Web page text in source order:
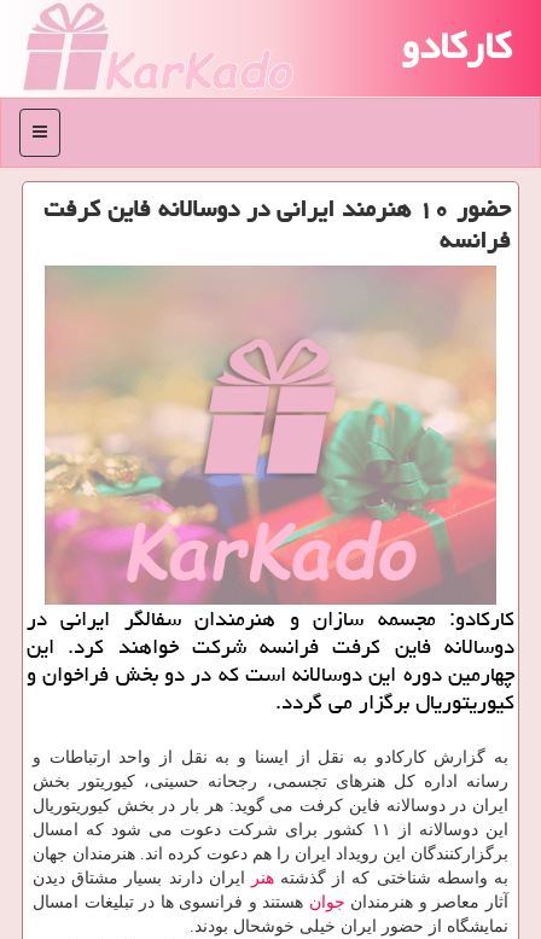
کارکادو
منو
حضور ۱۰ هنرمند ایرانی در دوسالانه فاین كرفت
فرانسه
كاركادو: مجسمه سازان و هنرمندان سفالگر ایرانی در
دوسالانه فاین كرفت فرانسه شركت خواهند كرد. این
چهارمین دوره این دوسالانه است كه در دو بخش فراخوان و
كیوریتوریال برگزار می گردد.
به گزارش كاركادو به نقل از ایسنا و به نقل از واحد ارتباطات و
رسانه اداره كل هنرهای تجسمی، رجحانه حسینی، كیوریتور بخش
ایران در دوسالانه فاین كرفت می گوید: هر بار در بخش كیوریتوریال
این دوسالانه از ۱۱ كشور برای شركت دعوت می شود كه امسال
برگزاركنندگان این رویداد ایران را هم دعوت كرده اند. هنرمندان جهان
به واسطه شناختی كه از گذشتههنر
ایران دارند بسیار مشتاق دیدن
آثار معاصر و هنرمندان جوان هستند و فرانسوی ها در تبلیغات امسال
نمایشگاه از حضور ایران خیلی خوشحال بودند.